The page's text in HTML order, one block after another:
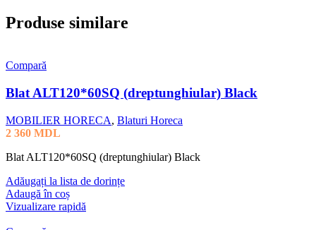
Produse similare
Compară
Blat ALT120*60SQ (dreptunghiular) Black
MOBILIER HORECA, Blaturi Horeca
2 360 MDL
Blat ALT120*60SQ (dreptunghiular) Black
Adăugați la lista de dorințe
Adaugă în coș
Vizualizare rapidă